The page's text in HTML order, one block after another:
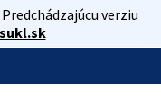
verziu